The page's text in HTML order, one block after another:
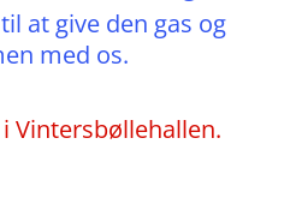
at give den gas og
med os.
Vintersbøllehallen.